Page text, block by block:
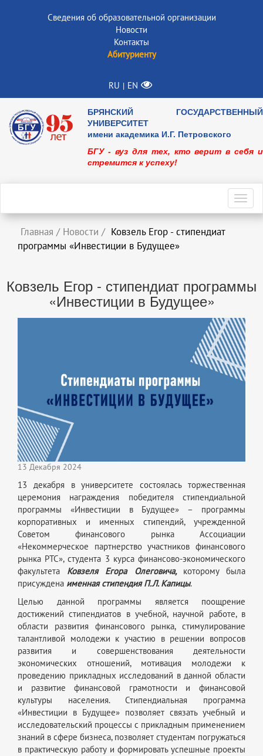
Сведения об образовательной организации
Новости
Контакты
Абитуриенту
RU | EN
БРЯНСКИЙ ГОСУДАРСТВЕННЫЙ
УНИВЕРСИТЕТ
имени академика И.Г. Петровского
БГУ - вуз для тех, кто верит в себя и
стремится к успеху!
Главная / Новости / Ковзель Егор - стипендиат
программы «Инвестиции в Будущее»
Ковзель Егор - стипендиат программы
«Инвестиции в Будущее»
13 Декабря 2024
13 декабря в университете состоялась торжественная
церемония награждения победителя стипендиальной
программы «Инвестиции в Будущее» – программы
корпоративных и именных стипендий, учрежденной
Советом финансового рынка Ассоциации
«Некоммерческое партнерство участников финансового
рынка РТС», студента 3 курса финансово-экономического
факультета Ковзеля Егора Олеговича, которому была
присуждена именная стипендия П.Л. Капицы.
Целью данной программы является поощрение
достижений стипендиатов в учебной, научной работе, в
области развития финансового рынка, стимулирование
талантливой молодежи к участию в решении вопросов
развития и совершенствования деятельности
экономических отношений, мотивация молодежи к
проведению прикладных исследований в данной области
и развитие финансовой грамотности и финансовой
культуры населения. Стипендиальная программа
«Инвестиции в Будущее» позволяет связать учебный и
исследовательский процессы с прикладным применением
знаний в сфере бизнеса, позволяет студентам погружаться
в практическую работу и формировать успешные проекты